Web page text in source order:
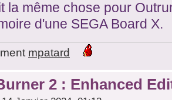
la même chose pour
d'une SEGA Board X.
mpatard
2 : Enhanced